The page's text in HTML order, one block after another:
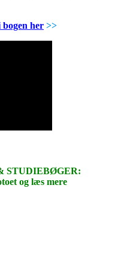
her >>
STUDIEBØGER:
og læs mere